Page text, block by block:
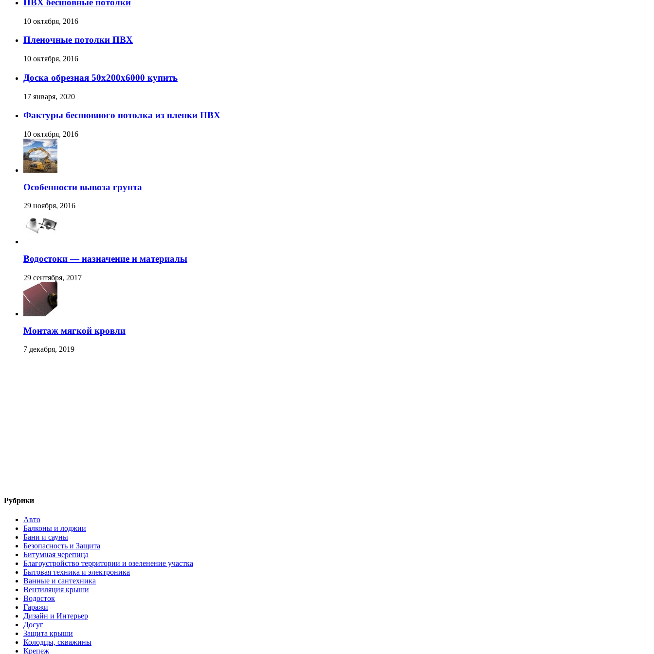
ПВХ бесшовные потолки
10 октября, 2016
Пленочные потолки ПВХ
10 октября, 2016
Доска обрезная 50х200х6000 купить
17 января, 2020
Фактуры бесшовного потолка из пленки ПВХ
10 октября, 2016
Особенности вывоза грунта
29 ноября, 2016
Водостоки — назначение и материалы
29 сентября, 2017
Монтаж мягкой кровли
7 декабря, 2019
Рубрики
Авто
Балконы и лоджии
Бани и сауны
Безопасность и Защита
Битумная черепица
Благоустройство территории и озеленение участка
Бытовая техника и электроника
Ванные и сантехника
Вентиляция крыши
Водосток
Гаражи
Дизайн и Интерьер
Досуг
Защита крыши
Колодцы, скважины
Крепеж